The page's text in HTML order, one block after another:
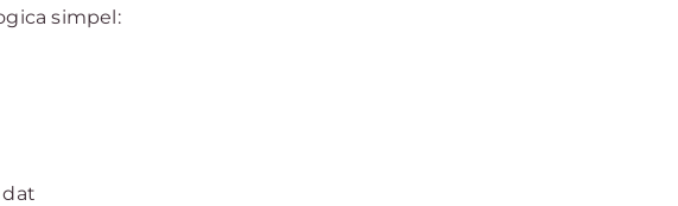
simpel:
dat